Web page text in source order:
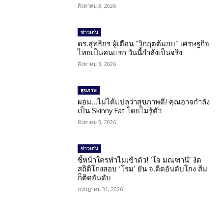
สิงหาคม 3, 2026
ข่าวเด่น
ดร.สุทธิกร ผู้เตือน “วิกฤตต้มกบ” เศรษฐกิจ
ไทยเป็นคนแรก วันนี้กำลังเป็นจริง
สิงหาคม 3, 2026
สุขภาพ
ผอม…ไม่ได้แปลว่าสุขภาพดี! คุณอาจกำลัง
เป็น Skinny Fat โดยไม่รู้ตัว
สิงหาคม 3, 2026
ข่าวเด่น
ชี้หน้าใครทำไมเข้าตัว! ‘โจ มณฑานี’ งัด
สถิติโกงสอบ ‘โรม’ ยัน จ.ติดอันดับโกง ส้ม
ก็ติดอันดับ
กรกฎาคม 31, 2026